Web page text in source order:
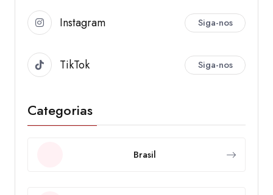
Instagram Siga-nos
TikTok Siga-nos
Categorias
Brasil